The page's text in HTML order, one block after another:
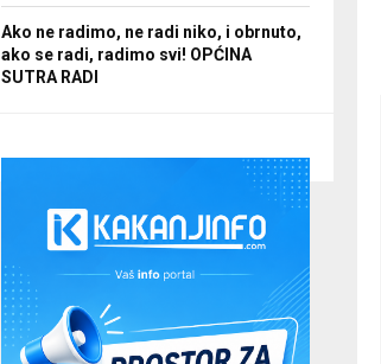
Ako ne radimo, ne radi niko, i obrnuto,
ako se radi, radimo svi! OPĆINA
SUTRA RADI